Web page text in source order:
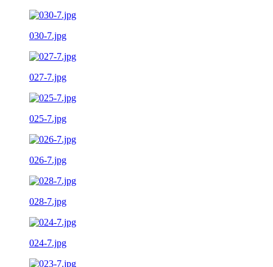
030-7.jpg
027-7.jpg
025-7.jpg
026-7.jpg
028-7.jpg
024-7.jpg